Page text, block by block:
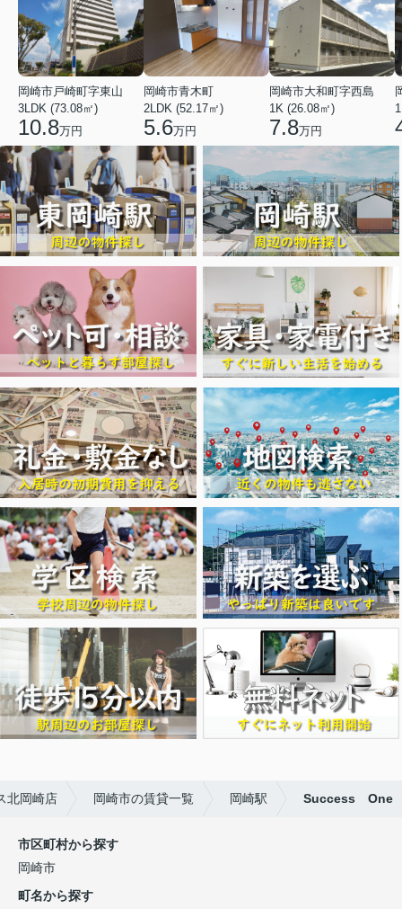
岡崎市戸崎町字東山
3LDK (73.08㎡)
10.8万円
岡崎市青木町
2LDK (52.17㎡)
5.6万円
岡崎市大和町字西島
1K (26.08㎡)
7.8万円
北岡崎店 岡崎市の賃貸一覧 岡崎駅 Success One
市区町村から探す
岡崎市
町名から探す